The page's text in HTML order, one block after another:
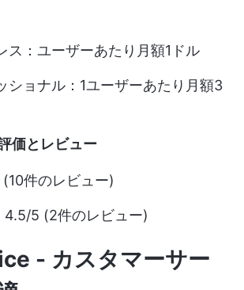
ス：ユーザーあたり月額1ドル
ショナル：1ユーザーあたり月額3
価とレビュー
件のレビュー)
5 (2件のレビュー)
- カスタマーサー